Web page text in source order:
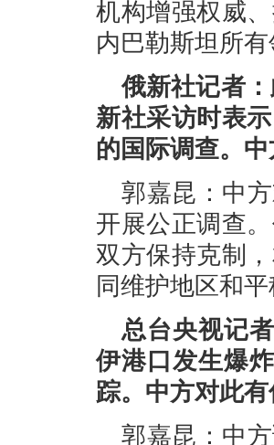
机构增强权威
内巴勒斯坦所
俄新社记者
新社采访时表
的国际调查。
郭嘉昆：中
开展公正调查
双方保持克制
同维护地区和平
总台央视记
伊港口发生爆
踪。中方对此有
郭嘉昆：中